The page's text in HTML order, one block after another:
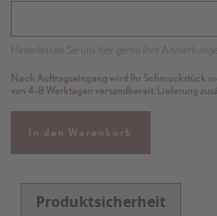
Hinterlassen Sie uns hier gerne Ihre
Nach Auftragseingang wird Ihr Schmuckstück
von 4-8 Werktagen versandbereit. Lieferung
In den Warenkorb
Produktsicherheit